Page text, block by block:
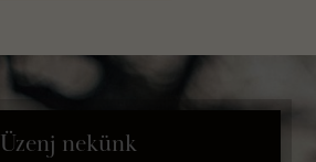
Üzenj nekünk